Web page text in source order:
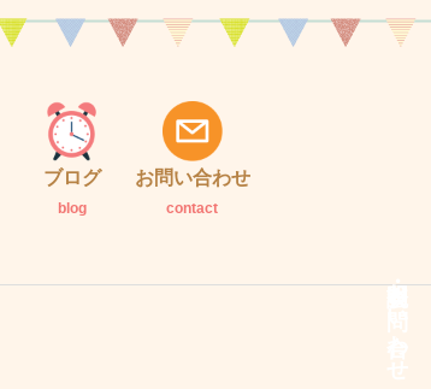
ブログ
blog
お問い合わせ
contact
説明会・お問い合わせ